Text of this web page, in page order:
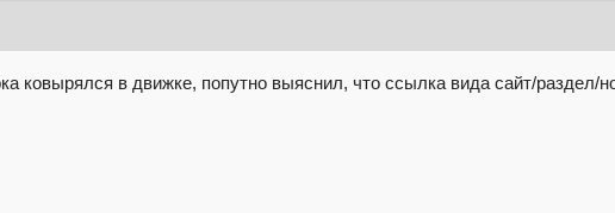
ковырялся в движке, попутно выяснил, что ссылка вида сайт/раздел/